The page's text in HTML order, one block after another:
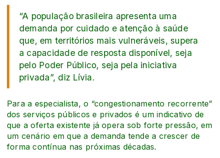
“A população brasileira apresenta uma
demanda por cuidado e atenção à saúde
que, em territórios mais vulneráveis, supera
a capacidade de resposta disponível, seja
pelo Poder Público, seja pela iniciativa
privada”, diz Lívia.
Para a especialista, o “congestionamento recorrente”
dos serviços públicos e privados é um indicativo de
que a oferta existente já opera sob forte pressão, em
um cenário em que a demanda tende a crescer de
forma contínua nas próximas décadas.